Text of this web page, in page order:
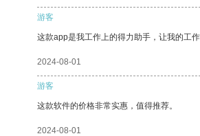
游客
这款app是我工作上的得力助手，让我的工
2024-08-01
游客
这款软件的价格非常实惠，值得推荐。
2024-08-01